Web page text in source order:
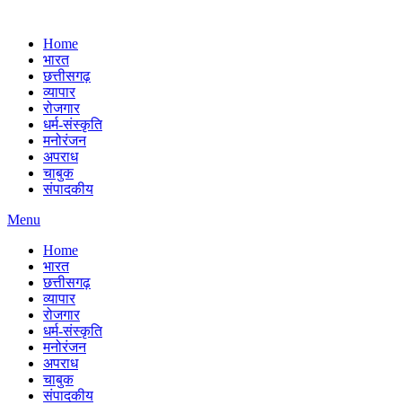
Home
भारत
छत्तीसगढ़
व्यापार
रोजगार
धर्म-संस्कृति
मनोरंजन
अपराध
चाबुक
संपादकीय
Menu
Home
भारत
छत्तीसगढ़
व्यापार
रोजगार
धर्म-संस्कृति
मनोरंजन
अपराध
चाबुक
संपादकीय